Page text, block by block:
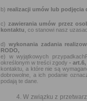
b) realizacji umów lub podjęcia
c) zawierania umów przez
kontaktu , co stanowi nasz
d) wykonania zadania
RODO,
e) w wyjątkowych
określonym w treści zgody -
kontaktu, a które nie są
dobrowolne, a ich podanie
podają te dane.
W związku z